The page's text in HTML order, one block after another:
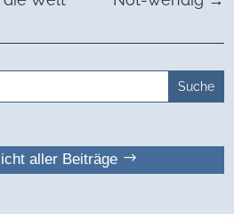
aller Beiträge